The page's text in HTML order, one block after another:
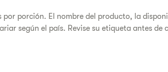
porción. El nombre del producto, la
según el país. Revise su etiqueta antes de